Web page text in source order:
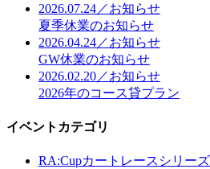
2026.07.24／お知らせ
夏季休業のお知らせ
2026.04.24／お知らせ
GW休業のお知らせ
2026.02.20／お知らせ
2026年のコース貸プラン
イベントカテゴリ
RA:Cupカートレースシリーズ